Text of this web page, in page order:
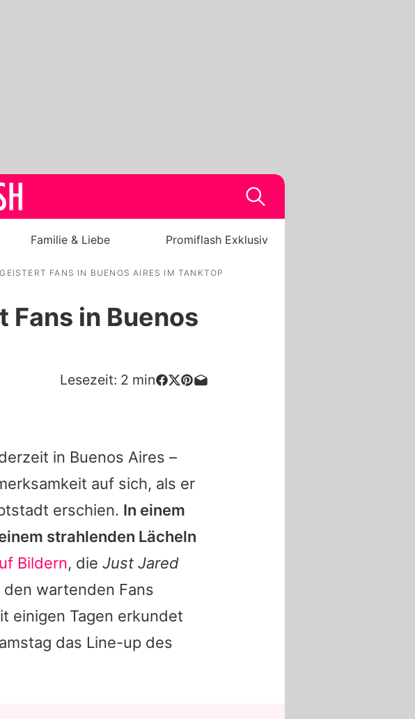
Familie & Liebe Promiflash Exklusiv
FANS IN BUENOS AIRES IM TANKTOP
in Buenos
Lesezeit: 2 min
in Buenos Aires –
auf sich, als er
erschien. In einem
strahlenden Lächeln
Bildern, die Just Jared
wartenden Fans
einigen Tagen erkundet
das Line-up des